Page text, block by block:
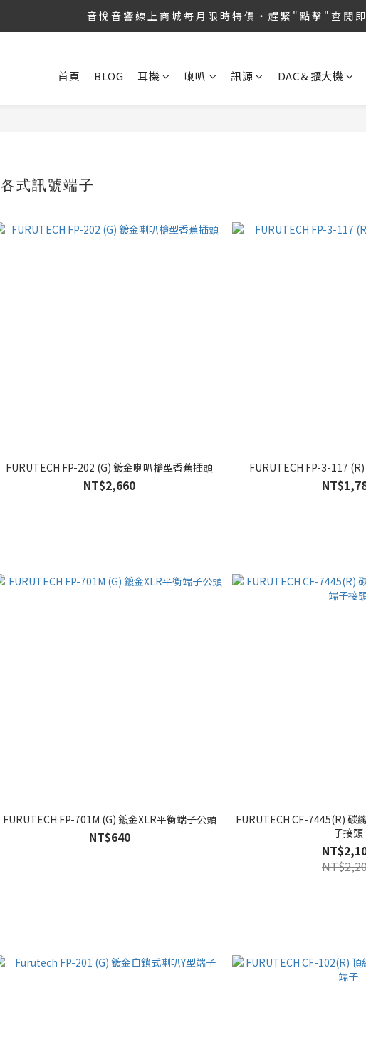
8/6 ~ 8/9 第36屆 TAA 國 際 Hi-End 音 響 大 展 情 熱 開 演 ‧  音 悅 音 響
音 悅 音 響 線 上 商 城 每 月 限 時 特 價 ‧ 趕 緊 " 點 擊 " 查 閱 即
首頁 BLOG 耳機 喇叭 訊源 DAC＆擴大機
各式訊號端子
FURUTECH FP-202 (G) 鍍金喇叭槍型香蕉插頭
NT$2,660
FURUTECH FP-3-117
FURUTECH FP-701M (G) 鍍金XLR平衡端子公頭
NT$640
FURUTECH CF-7445(R) 碳
子接頭